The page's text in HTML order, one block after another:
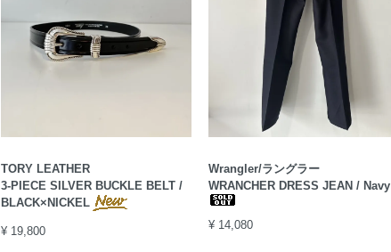
TORY LEATHER
3-PIECE SILVER BUCKLE BELT /
BLACK×NICKEL
¥ 19,800
Wrangler/ラングラー
WRANCHER DRESS JEAN / Navy
¥ 14,080